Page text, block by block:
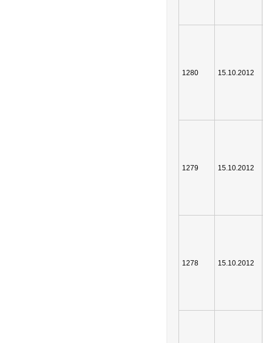
1280 15.10.2012
1279 15.10.2012
1278 15.10.2012